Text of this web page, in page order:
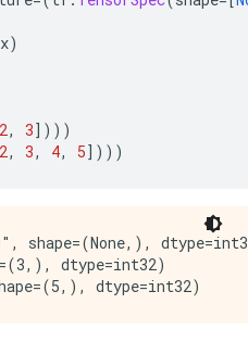
x)
2, 3])))
2, 3, 4, 5])))
shape=(None,),
dtype=int32)